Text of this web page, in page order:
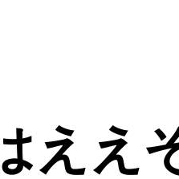
ええ